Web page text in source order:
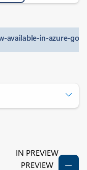
available-in-azure-
IN PREVIEW
PREVIEW